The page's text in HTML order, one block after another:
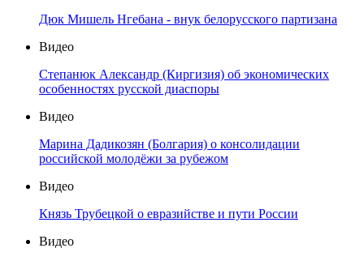
Дюк Мишель Нгебана - внук белорусского партизана
Видео
Степанюк Александр (Киргизия) об экономических
особенностях русской диаспоры
Видео
Марина Дадикозян (Болгария) о консолидации
российской молодёжи за рубежом
Видео
Князь Трубецкой о евразийстве и пути России
Видео